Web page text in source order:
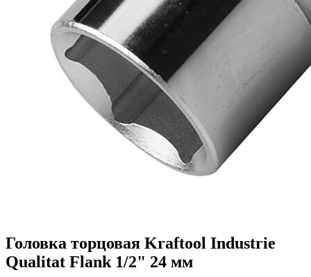
Головка торцовая Kraftool Industrie
Qualitat Flank 1/2" 24 мм